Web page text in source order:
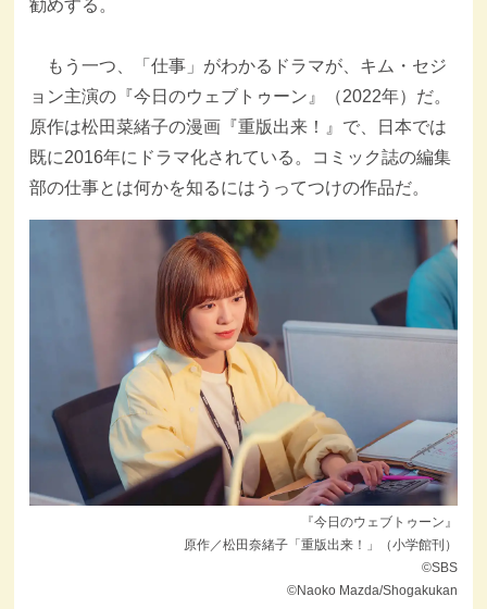
勧めする。
もう一つ、「仕事」がわかるドラマが、キム・セジ
ョン主演の『今日のウェブトゥーン』（2022年）だ。
原作は松田菜緒子の漫画『重版出来！』で、日本では
既に2016年にドラマ化されている。コミック誌の編集
部の仕事とは何かを知るにはうってつけの作品だ。
『今日のウェブトゥーン』
原作／松田奈緒子「重版出来！」（小学館刊）
©SBS
©Naoko Mazda/Shogakukan